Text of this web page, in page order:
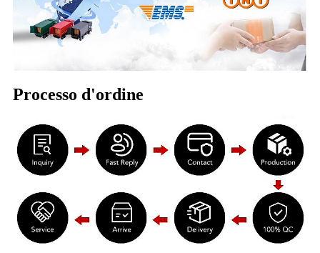
Processo d'ordine